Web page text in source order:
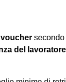
voucher secondo
del